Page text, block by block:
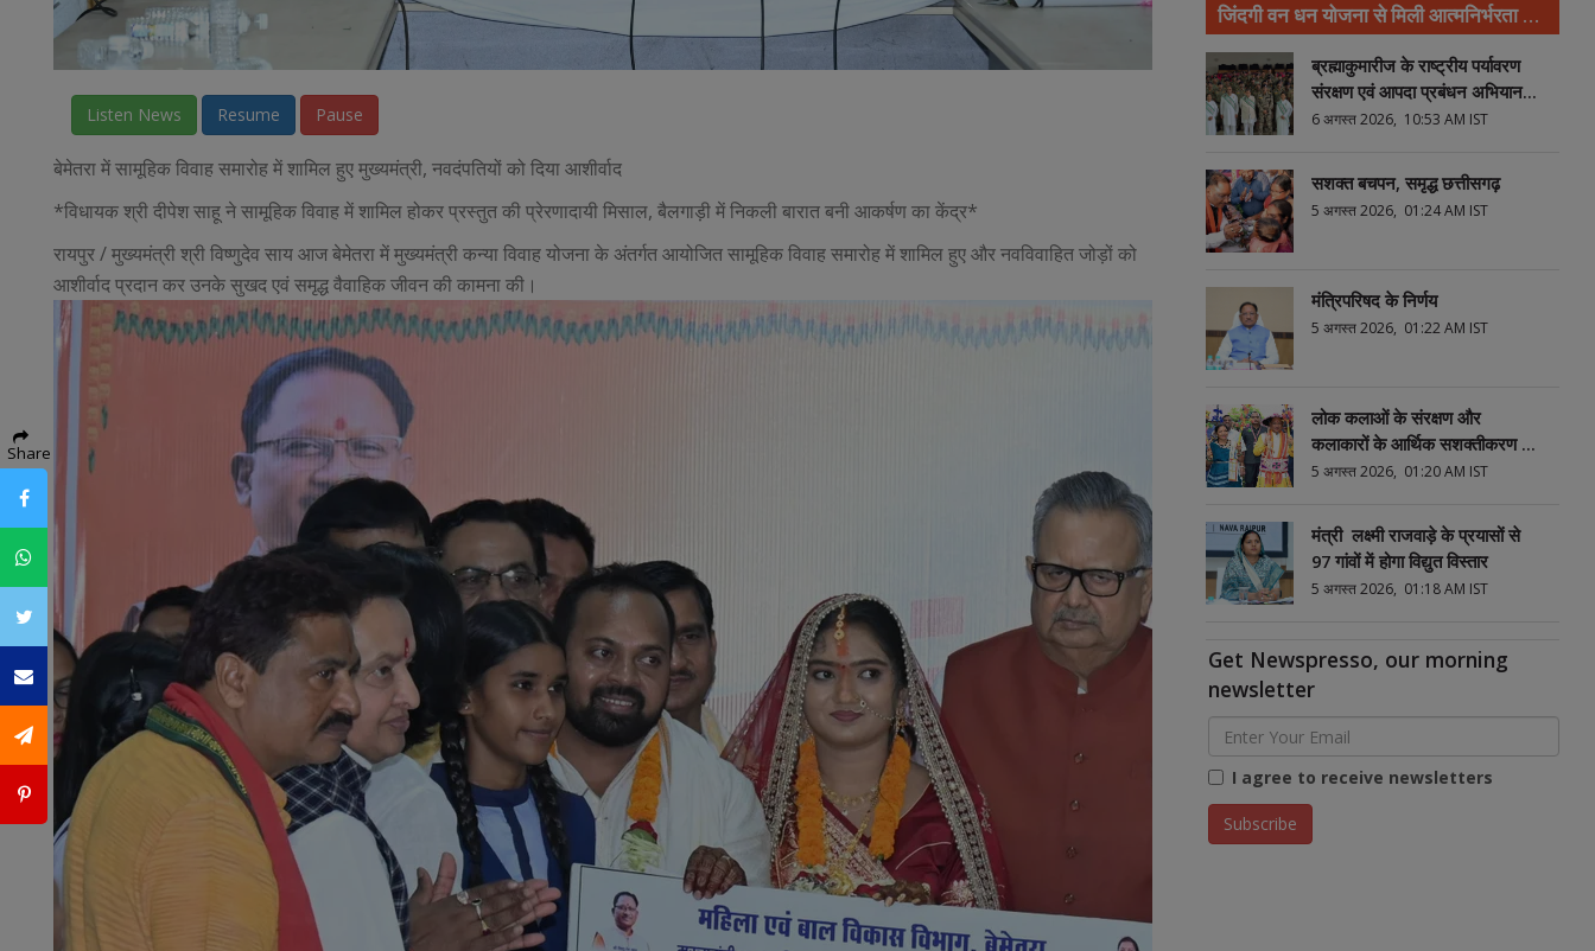
Listen News Resume Pause
बेमेतरा में सामूहिक विवाह समारोह में शामिल हुए मुख्यमंत्री, नवदंपतियों को दिया आशीर्वाद
*विधायक श्री दीपेश साहू ने सामूहिक विवाह में शामिल होकर प्रस्तुत की प्रेरणादायी मिसाल, बैलगाड़ी में निकली बारात बनी आकर्षण का केंद्र*
रायपुर / मुख्यमंत्री श्री विष्णुदेव साय आज बेमेतरा में मुख्यमंत्री कन्या विवाह योजना के अंतर्गत आयोजित सामूहिक विवाह समारोह में शामिल हुए और नवविवाहित जोड़ों को
आशीर्वाद प्रदान कर उनके सुखद एवं समृद्ध वैवाहिक जीवन की कामना की।
जिंदगी वन धन योजना से मिली आत्मनिर्भरता की
नई पहचान
ब्रह्माकुमारीज के राष्ट्रीय पर्यावरण
संरक्षण एवं आपदा प्रबंधन अभियान
का दुर्ग में शुभारंभ
6 अगस्त 2026, 10:53 AM IST
सशक्त बचपन, समृद्ध छत्तीसगढ़
5 अगस्त 2026, 01:24 AM IST
मंत्रिपरिषद के निर्णय
5 अगस्त 2026, 01:22 AM IST
लोक कलाओं के संरक्षण और
कलाकारों के आर्थिक सशक्तीकरण की
दिशा में संस्कृति विभाग की महत्वपूर्ण
5 अगस्त 2026, 01:20 AM IST
मंत्री लक्ष्मी राजवाड़े के प्रयासों से
97 गांवों में होगा विद्युत विस्तार
5 अगस्त 2026, 01:18 AM IST
Get Newspresso, our morning
newsletter
I agree to receive newsletters
Share
Facebook
Whatsapp
Twitter
Email
SMS
Pintrest